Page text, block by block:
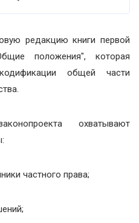
редакцию книги первой
положения", которая
общей части
охватывают
частного права;